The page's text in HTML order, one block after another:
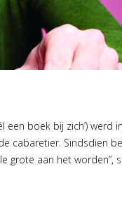
een boek bij zich’) werd
cabaretier. Sindsdien
grote aan het worden”,